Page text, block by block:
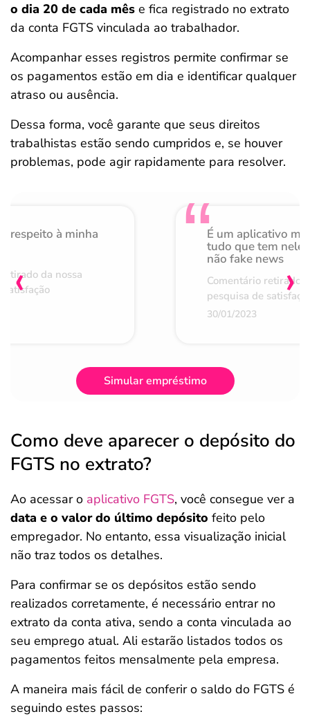
o dia 20 de cada mês e fica registrado no extrato
da conta FGTS vinculada ao trabalhador.
Acompanhar esses registros permite confirmar se
os pagamentos estão em dia e identificar qualquer
atraso ou ausência.
Dessa forma, você garante que seus direitos
trabalhistas estão sendo cumpridos e, se houver
problemas, pode agir rapidamente para resolver.
respeito à minha
da nossa
É um aplicativo
tudo que tem nele
não fake news
Comentário retirado
pesquisa de
30/01/2023
‹ ›
Simular empréstimo
Como deve aparecer o depósito do
FGTS no extrato?
Ao acessar o aplicativo FGTS, você consegue ver a
data e o valor do último depósito feito pelo
empregador. No entanto, essa visualização inicial
não traz todos os detalhes.
Para confirmar se os depósitos estão sendo
realizados corretamente, é necessário entrar no
extrato da conta ativa, sendo a conta vinculada ao
seu emprego atual. Ali estarão listados todos os
pagamentos feitos mensalmente pela empresa.
A maneira mais fácil de conferir o saldo do FGTS é
seguindo estes passos: